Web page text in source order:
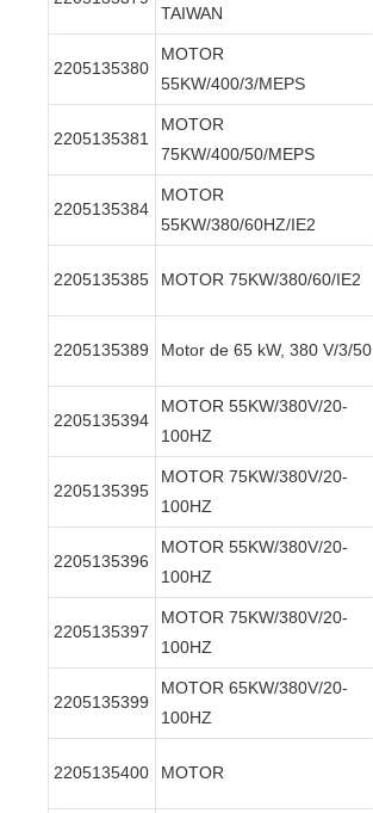
TAIWAN
2205135380
MOTOR
55KW/400/3/MEPS
2205135381
MOTOR
75KW/400/50/MEPS
2205135384
MOTOR
55KW/380/60HZ/IE2
2205135385 MOTOR 75KW/380/60/IE2
2205135389 Motor de 65 kW, 380 V/3/50
2205135394
MOTOR 55KW/380V/20-
100HZ
2205135395
MOTOR 75KW/380V/20-
100HZ
2205135396
MOTOR 55KW/380V/20-
100HZ
2205135397
MOTOR 75KW/380V/20-
100HZ
2205135399
MOTOR 65KW/380V/20-
100HZ
2205135400 MOTOR